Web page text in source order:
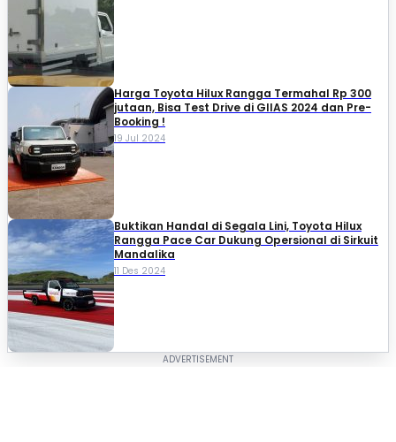
Harga Toyota Hilux Rangga Termahal Rp 300
jutaan, Bisa Test Drive di GIIAS 2024 dan Pre-
Booking !
19 Jul 2024
Buktikan Handal di Segala Lini, Toyota Hilux
Rangga Pace Car Dukung Opersional di Sirkuit
Mandalika
11 Des 2024